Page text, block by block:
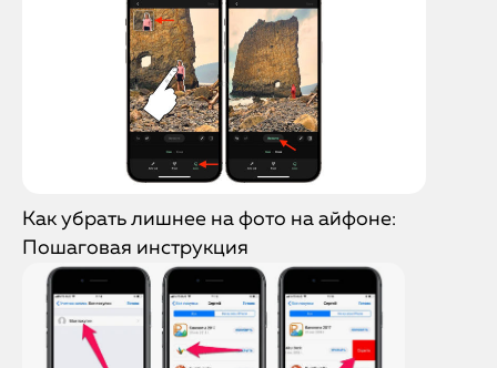
Как убрать лишнее на фото на айфоне:
Пошаговая инструкция